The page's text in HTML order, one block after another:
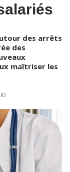
des arrêts
des
maîtriser les